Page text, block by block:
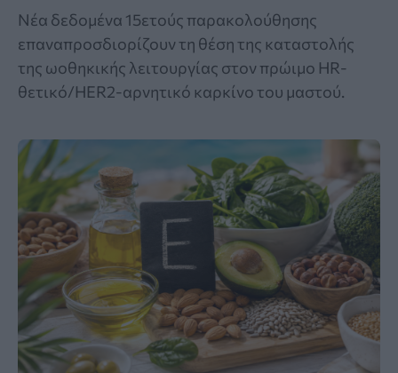
Νέα δεδομένα 15ετούς παρακολούθησης
επαναπροσδιορίζουν τη θέση της καταστολής
της ωοθηκικής λειτουργίας στον πρώιμο HR-
θετικό/HER2-αρνητικό καρκίνο του μαστού.